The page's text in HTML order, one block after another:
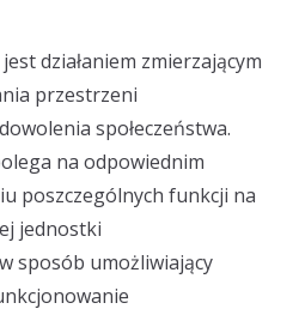
działaniem zmierzającym
przestrzeni
społeczeństwa.
na odpowiednim
poszczególnych funkcji na
jednostki
sposób umożliwiający